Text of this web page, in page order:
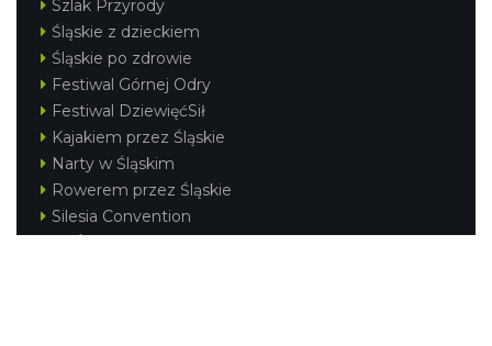
Szlak Przyrody
Śląskie z dzieckiem
Śląskie po zdrowie
Festiwal Górnej Odry
Festiwal DziewięćSił
Kajakiem przez Śląskie
Narty w Śląskim
Rowerem przez Śląskie
Silesia Convention
Regionalne